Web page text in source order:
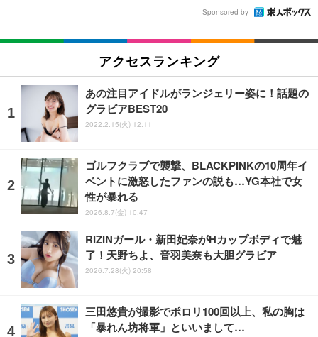
Sponsored by
アクセスランキング
あの注目アイドルがランジェリー姿に！話題の
グラビアBEST20
2022.2.15(火) 12:11
ゴルフクラブで襲撃、BLACKPINKの10周年イ
ベントに激怒したファンの説も…YG本社で女
性が暴れる
2026.8.7(金) 10:47
RIZINガール・新田妃奈がHカップボディで魅
了！天野ちよ、音羽美奈も大胆グラビア
2026.7.28(火) 20:58
三田悠貴が撮影でポロリ100回以上、私の胸は
「暴れん坊将軍」といいまして…